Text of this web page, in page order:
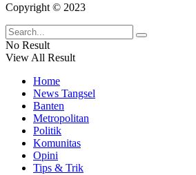
Copyright © 2023
No Result
View All Result
Home
News Tangsel
Banten
Metropolitan
Politik
Komunitas
Opini
Tips & Trik